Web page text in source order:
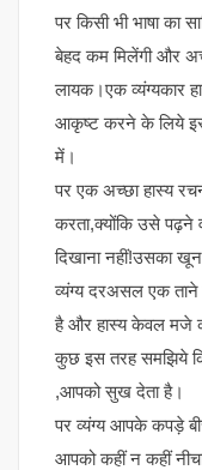
पर किसी भी भाषा का
बेहद कम मिलेंगी और
लायक।एक व्यंग्यकार
आकृष्ट करने के लिये
में।
पर एक अच्छा हास्य
करता,क्योंकि उसे पढ़ने
दिखाना नहीं!उसका
व्यंग्य दरअसल एक
है और हास्य केवल मजे
कुछ इस तरह समझिये
,आपको सुख देता है।
पर व्यंग्य आपके कपड़े
आपको कहीं न कहीं